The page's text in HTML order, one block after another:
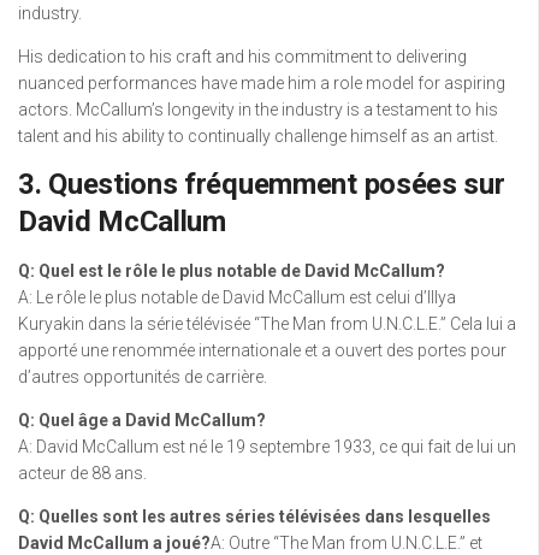
industry.
His dedication to his craft and his commitment to delivering
nuanced performances have made him a role model for aspiring
actors. McCallum’s longevity in the industry is a testament to his
talent and his ability to continually challenge himself as an artist.
3. Questions fréquemment posées sur
David McCallum
Q: Quel est le rôle le plus notable de David McCallum?
A: Le rôle le plus notable de David McCallum est celui d’Illya
Kuryakin dans la série télévisée “The Man from U.N.C.L.E.” Cela lui a
apporté une renommée internationale et a ouvert des portes pour
d’autres opportunités de carrière.
Q: Quel âge a David McCallum?
A: David McCallum est né le 19 septembre 1933, ce qui fait de lui un
acteur de 88 ans.
Q: Quelles sont les autres séries télévisées dans lesquelles
David McCallum a joué?A: Outre “The Man from U.N.C.L.E.” et